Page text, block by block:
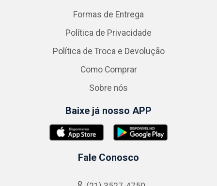
Formas de Entrega
Política de Privacidade
Política de Troca e Devolução
Como Comprar
Sobre nós
Baixe já nosso APP
Fale Conosco